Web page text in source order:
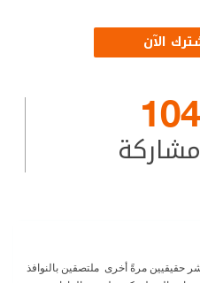
الآن
104
مشاركة
حقيقيين مرةً أخرى ‫ ملتصقين بالنوافذ